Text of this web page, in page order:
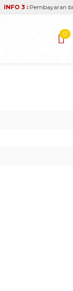
3 :Pembayaran bisa
0